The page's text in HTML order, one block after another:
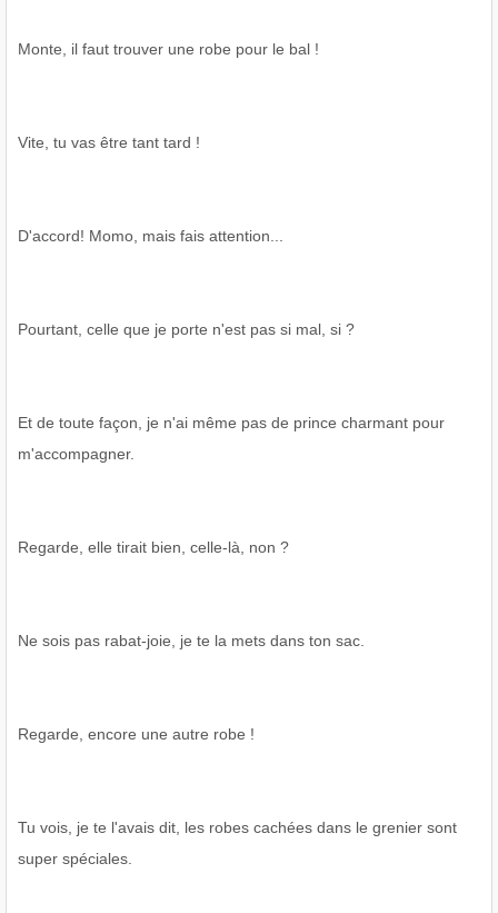
Monte, il faut trouver une robe pour le bal !
Vite, tu vas être tant tard !
D'accord! Momo, mais fais attention...
Pourtant, celle que je porte n'est pas si mal, si ?
Et de toute façon, je n'ai même pas de prince charmant pour
m'accompagner.
Regarde, elle tirait bien, celle-là, non ?
Ne sois pas rabat-joie, je te la mets dans ton sac.
Regarde, encore une autre robe !
Tu vois, je te l'avais dit, les robes cachées dans le grenier sont
super spéciales.